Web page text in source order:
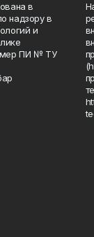
в
надзору в
и
ПИ № ТУ